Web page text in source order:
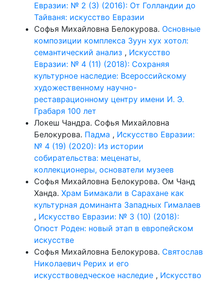
Евразии: № 2 (3) (2016): От Голландии до
Тайваня: искусство Евразии
Софья Михайловна Белокурова. Основные
композиции комплекса Зуун хух хотол:
семантический анализ , Искусство
Евразии: № 4 (11) (2018): Сохраняя
культурное наследие: Всероссийскому
художественному научно-
реставрационному центру имени И. Э.
Грабаря 100 лет
Локеш Чандра. Софья Михайловна
Белокурова. Падма , Искусство Евразии:
№ 4 (19) (2020): Из истории
собирательства: меценаты,
коллекционеры, основатели музеев
Софья Михайловна Белокурова. Ом Чанд
Ханда. Храм Бимакали в Сарахане как
культурная доминанта Западных Гималаев
, Искусство Евразии: № 3 (10) (2018):
Огюст Роден: новый этап в европейском
искусстве
Софья Михайловна Белокурова. Святослав
Николаевич Рерих и его
искусствоведческое наследие , Искусство